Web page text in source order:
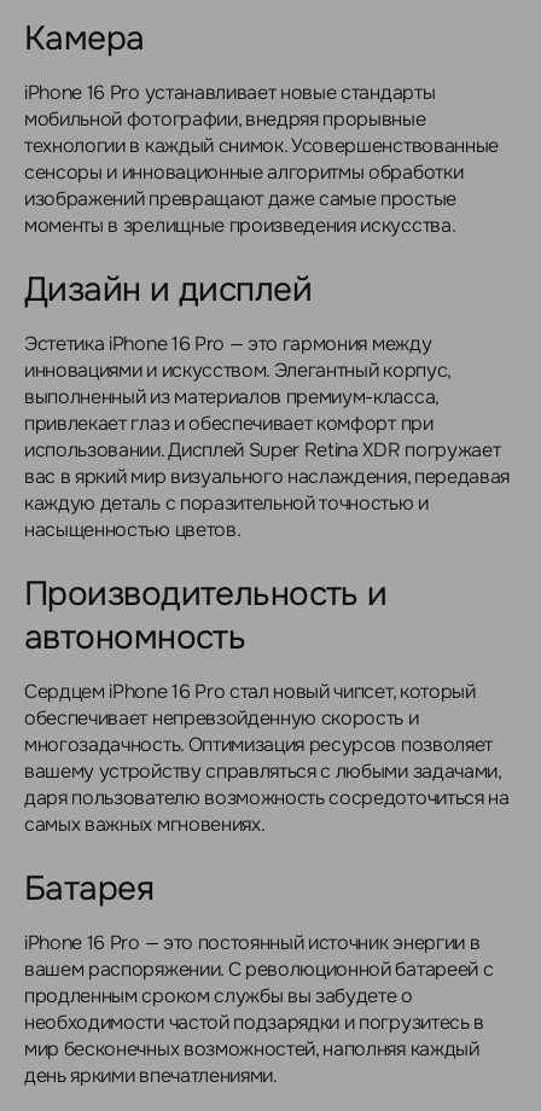
Камера
iPhone 16 Pro устанавливает новые стандарты
мобильной фотографии, внедряя прорывные
технологии в каждый снимок. Усовершенствованные
сенсоры и инновационные алгоритмы обработки
изображений превращают даже самые простые
моменты в зрелищные произведения искусства.
Дизайн и дисплей
Эстетика iPhone 16 Pro — это гармония между
инновациями и искусством. Элегантный корпус,
выполненный из материалов премиум-класса,
привлекает глаз и обеспечивает комфорт при
использовании. Дисплей Super Retina XDR погружает
вас в яркий мир визуального наслаждения, передавая
каждую деталь с поразительной точностью и
насыщенностью цветов.
Производительность и
автономность
Сердцем iPhone 16 Pro стал новый чипсет, который
обеспечивает непревзойденную скорость и
многозадачность. Оптимизация ресурсов позволяет
вашему устройству справляться с любыми задачами,
даря пользователю возможность сосредоточиться на
самых важных мгновениях.
Батарея
iPhone 16 Pro — это постоянный источник энергии в
вашем распоряжении. С революционной батареей с
продленным сроком службы вы забудете о
необходимости частой подзарядки и погрузитесь в
мир бесконечных возможностей, наполняя каждый
день яркими впечатлениями.